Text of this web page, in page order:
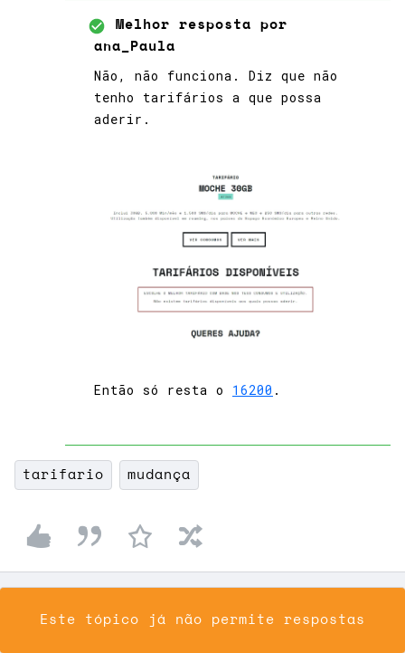
Melhor resposta por
ana_Paula
Não, não funciona. Diz que não
tenho tarifários a que possa
aderir.
Então só resta o 16200 .
tarifario mudança
Este tópico já não permite respostas